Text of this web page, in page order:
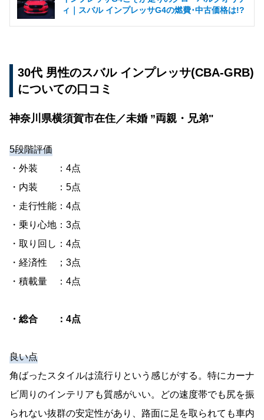
ィ｜スバル インプレッサG4の燃費･中古価格は!?
30代 男性のスバル インプレッサ(CBA-GRB)
についての口コミ
神奈川県横須賀市在住／未婚 ”両親・兄弟"
5段階評価
・外装 ：4点
・内装 ：5点
・走行性能：4点
・乗り心地：3点
・取り回し：4点
・経済性 ；3点
・積載量 ：4点
・総合 ：4点
良い点
角ばったスタイルは流行りという感じがする。特にカーナ
ビ周りのインテリアも質感がいい。どの速度帯でも尻を振
られない抜群の安定性があり、路面に足を取られても車内